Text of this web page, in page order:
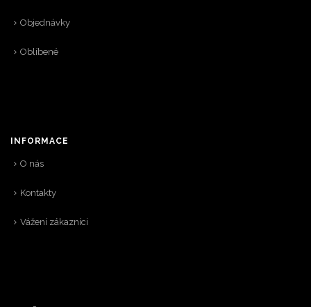
Objednávky
Oblíbené
INFORMACE
O nás
Kontakty
Vážení zákazníci